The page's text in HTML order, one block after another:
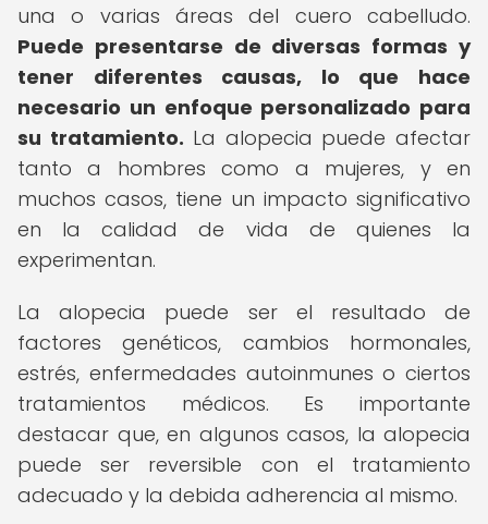
una o varias áreas del cuero cabelludo.
Puede presentarse de diversas formas y
tener diferentes causas, lo que hace
necesario un enfoque personalizado para
su tratamiento. La alopecia puede afectar
tanto a hombres como a mujeres, y en
muchos casos, tiene un impacto significativo
en la calidad de vida de quienes la
experimentan.
La alopecia puede ser el resultado de
factores genéticos, cambios hormonales,
estrés, enfermedades autoinmunes o ciertos
tratamientos médicos. Es importante
destacar que, en algunos casos, la alopecia
puede ser reversible con el tratamiento
adecuado y la debida adherencia al mismo.